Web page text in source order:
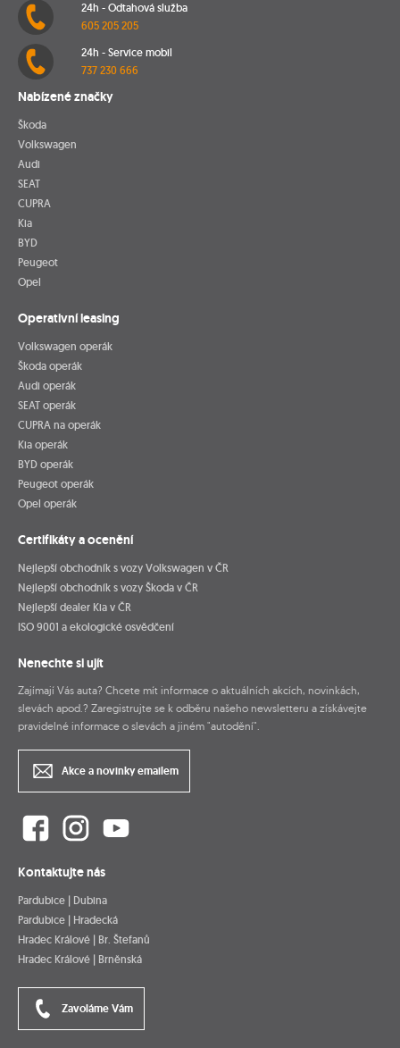
24h - Odtahová služba
605 205 205
24h - Service mobil
737 230 666
Nabízené značky
Škoda
Volkswagen
Audi
SEAT
CUPRA
Kia
BYD
Peugeot
Opel
Operativní leasing
Volkswagen operák
Škoda operák
Audi operák
SEAT operák
CUPRA na operák
Kia operák
BYD operák
Peugeot operák
Opel operák
Certifikáty a ocenění
Nejlepší obchodník s vozy Volkswagen v ČR
Nejlepší obchodník s vozy Škoda v ČR
Nejlepší dealer Kia v ČR
ISO 9001 a ekologické osvědčení
Nenechte si ujít
Zajímají Vás auta? Chcete mít informace o aktuálních akcích, novinkách,
slevách apod.? Zaregistrujte se k odběru našeho newsletteru a získávejte
pravidelné informace o slevách a jiném "autodění".
Akce a novinky emailem
Kontaktujte nás
Pardubice | Dubina
Pardubice | Hradecká
Hradec Králové | Br. Štefanů
Hradec Králové | Brněnská
Zavoláme Vám